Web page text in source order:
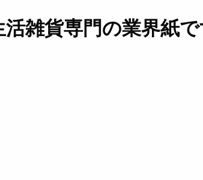
雑貨専門の業界紙